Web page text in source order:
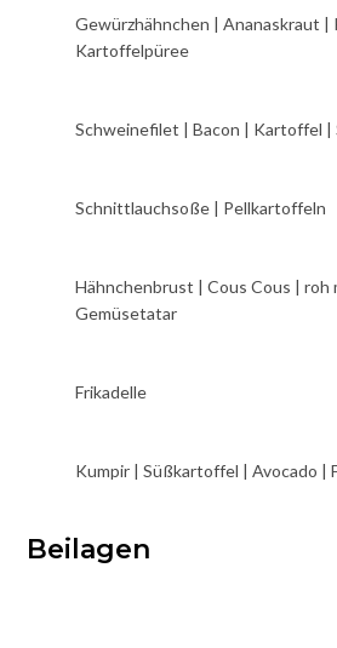
Gewürzhähnchen | Ananaskraut
Kartoffelpüree
Schweinefilet | Bacon | Kartoffel |
Schnittlauchsoße | Pellkartoffeln
Hähnchenbrust | Cous Cous | roh
Gemüsetatar
Frikadelle
Kumpir | Süßkartoffel | Avocado |
Beilagen